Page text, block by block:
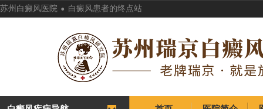
苏州白癜风医院 . 白癜风患者的终点站